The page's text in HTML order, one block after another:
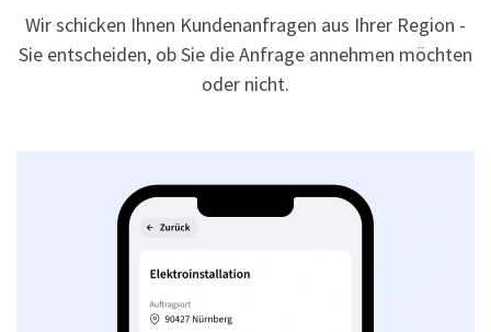
Wir schicken Ihnen Kundenanfragen aus Ihrer Region -
Sie entscheiden, ob Sie die Anfrage annehmen möchten
oder nicht.